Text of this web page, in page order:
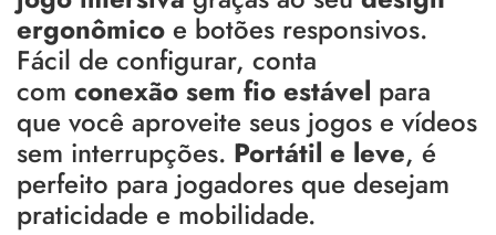
ergonômico e botões responsivos.
Fácil de configurar, conta
com conexão sem fio estável para
que você aproveite seus jogos e vídeos
sem interrupções. Portátil e leve, é
perfeito para jogadores que desejam
praticidade e mobilidade.